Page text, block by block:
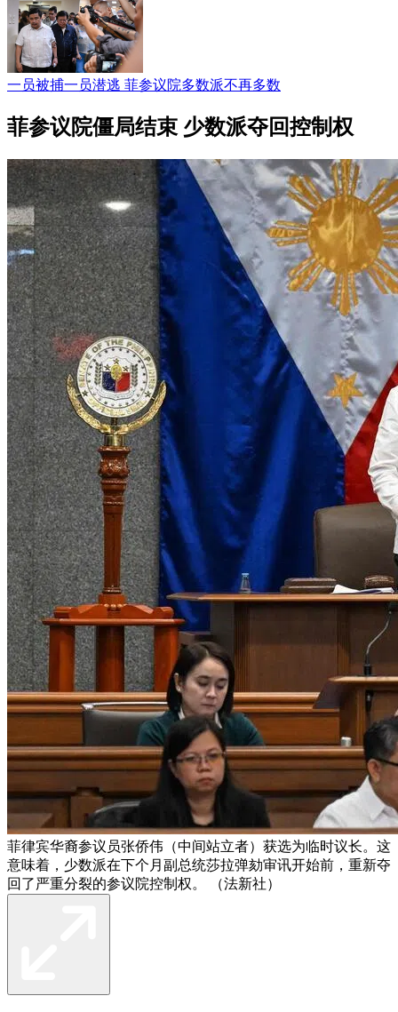
一员被捕一员潜逃 菲参议院多数派不再多数
菲参议院僵局结束 少数派夺回控制权
菲律宾华裔参议员张侨伟（中间站立者）获选为临时议长。这
意味着，少数派在下个月副总统莎拉弹劾审讯开始前，重新夺
回了严重分裂的参议院控制权。 （法新社）